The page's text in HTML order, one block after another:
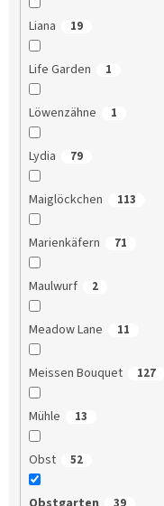
Liana 19
Life Garden 1
Löwenzähne 1
Lydia 79
Maiglöckchen 113
Marienkäfern 71
Maulwurf 2
Meadow Lane 11
Meissen Bouquet 127
Mühle 13
Obst 52